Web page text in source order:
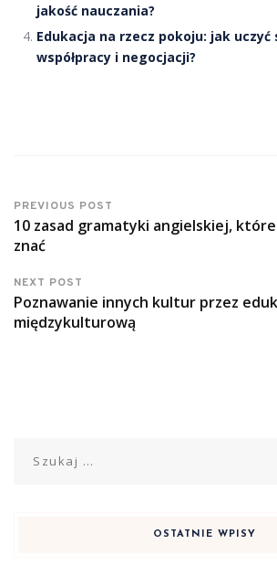
jakość nauczania?
Edukacja na rzecz pokoju: jak uczyć
współpracy i negocjacji?
PREVIOUS POST
10 zasad gramatyki angielskiej,
znać
NEXT POST
Poznawanie innych kultur przez
międzykulturową
OSTATNIE WPISY